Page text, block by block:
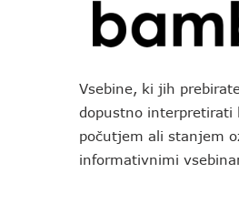
Vsebine, ki jih
dopustno interpretirati
počutjem ali stanjem
informativnimi